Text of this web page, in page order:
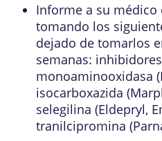
Informe a su
tomando los
dejado de tomarlos
semanas:
monoaminooxidasa
isocarboxazida
selegilina (Eldepryl,
tranilcipromina